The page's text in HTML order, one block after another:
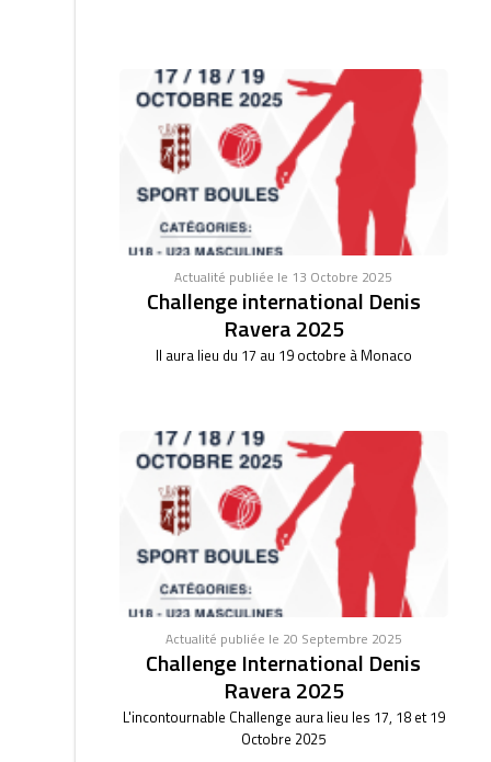
Actualité publiée le 13 Octobre 2025
Challenge international Denis
Ravera 2025
Il aura lieu du 17 au 19 octobre à Monaco
Actualité publiée le 20 Septembre 2025
Challenge International Denis
Ravera 2025
L'incontournable Challenge aura lieu les 17, 18 et 19
Octobre 2025